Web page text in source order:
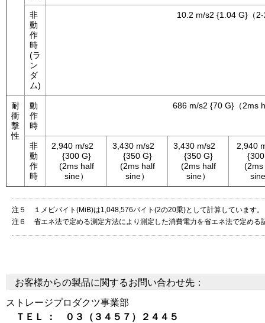
非
動
作
時
(ラ
ン
ダ
ム)
10.2 m/s2 {1.04 G}（
耐
衝
撃
性
動
作
時
686 m/s2 {70 G}（2ms
非
動
作
時
2,940 m/s2
{300 G}
(2ms half
sine）
3,430 m/s2
{350 G}
(2ms half
sine）
3,430 m/s2
{350 G}
(2ms half
sine）
2,940
(2ms
注５
１メビバイト(MiB)は1,048,576バイト(2の20乗)として計算しています。
注６
省エネ法で定める測定方法により測定した消費電力を省エネ法で定める
お客様からの製品に関するお問い合わせ先：
ストレージプロダクツ事業部
ＴＥＬ ： ０３（３４５７）２４４５